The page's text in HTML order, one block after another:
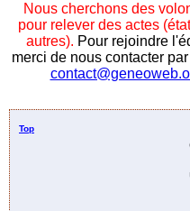
Nous cherchons des
pour relever des actes
autres). Pour rejoindre
merci de nous contacter
Top